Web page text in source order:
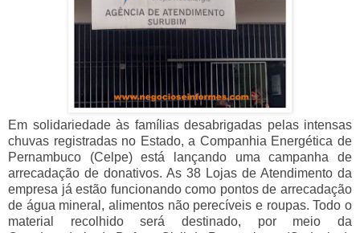
Em solidariedade às famílias desabrigadas pelas intensas
chuvas registradas no Estado, a Companhia Energética de
Pernambuco (Celpe) está lançando uma campanha de
arrecadação de donativos. As 38 Lojas de Atendimento da
empresa já estão funcionando como pontos de arrecadação
de água mineral, alimentos não perecíveis e roupas. Todo o
material recolhido será destinado, por meio da